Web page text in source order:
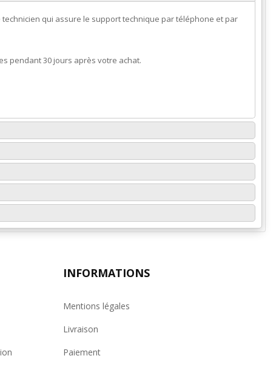
qui assure le support technique par téléphone et par
pendant 30 jours après votre achat.
INFORMATIONS
Mentions légales
Livraison
Paiement